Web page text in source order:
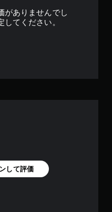
がありませんでし
してください。
して評価